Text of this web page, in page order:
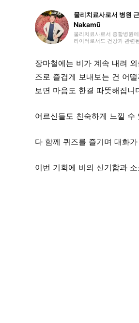
물리치료사로서 병원
Nakamū
물리치료사로서 종합병원
라이터로서도 건강과 관련
장마철에는 비가 계속 내려
즈로 즐겁게 보내보는 건 어
보면 마음도 한결 따뜻해집니
어르신들도 친숙하게 느낄
다 함께 퀴즈를 즐기며 대화
이번 기회에 비의 신기함과